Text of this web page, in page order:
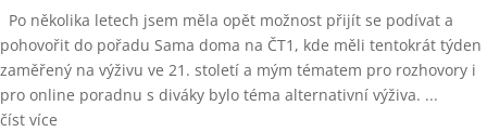
Po několika letech jsem měla opět možnost přijít se podívat a
pohovořit do pořadu Sama doma na ČT1, kde měli tentokrát týden
zaměřený na výživu ve 21. století a mým tématem pro rozhovory i
pro online poradnu s diváky bylo téma alternativní výživa. ...
číst více